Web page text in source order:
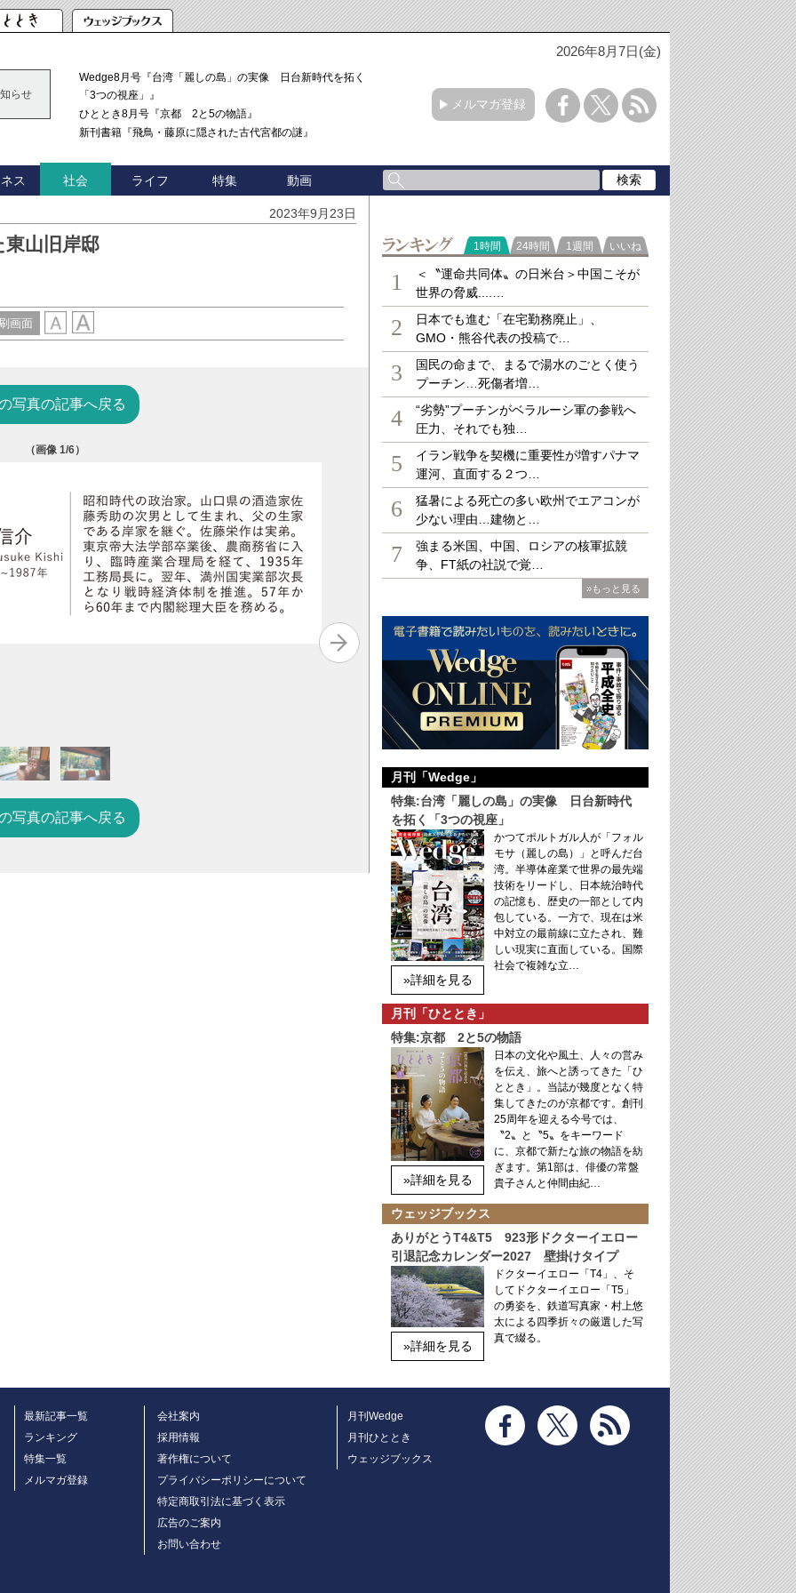
2026年8月7日(金)
らせ
Wedge8月号『台湾「麗しの島」の実像 日台新時代を拓く
「3つの視座」』
ひととき8月号『京都 2と5の物語』
新刊書籍『飛鳥・藤原に隠された古代宮都の謎』
メルマガ登録
ス 社会 ライフ 特集 動画
2023年9月23日
山旧岸邸
画面
写真の記事へ戻る
（画像1/6）
庭から見た岸邸。小川の流れる広々とした和風庭園は四季折々のさまざまな表情を見せる。
きな窓によって、室内からもこの庭を一望することができる
写真を拡大
写真の記事へ戻る
ラ
1時間 24時間 1週間 いいね
1
＜〝運命共同体〟の日米台＞中国こそが
世界の脅威....…
2
日本でも進む「在宅勤務廃止」、
GMO・熊谷代表の投稿で…
3
国民の命まで、まるで湯水のごとく使う
プーチン…死傷者増…
4
“劣勢”プーチンがベラルーシ軍の参戦へ
圧力、それでも独…
5
イラン戦争を契機に重要性が増すパナマ
運河、直面する２つ…
6
猛暑による死亡の多い欧州でエアコンが
少ない理由…建物と…
7
強まる米国、中国、ロシアの核軍拡競
争、FT紙の社説で覚…
»もっと見る
月刊「Wedge」
特集:台湾「麗しの島」の実像 日台新時代
を拓く「3つの視座」
»詳細を見る
かつてポルトガル人が「フォル
モサ（麗しの島）」と呼んだ台
湾。半導体産業で世界の最先端
技術をリードし、日本統治時代
の記憶も、歴史の一部として内
包している。一方で、現在は米
中対立の最前線に立たされ、難
しい現実に直面している。国際
社会で複雑な立…
月刊「ひととき」
特集:京都 2と5の物語
»詳細を見る
日本の文化や風土、人々の営み
を伝え、旅へと誘ってきた「ひ
ととき」。当誌が幾度となく特
集してきたのが京都です。創刊
25周年を迎える今号では、
〝2〟と〝5〟をキーワード
に、京都で新たな旅の物語を紡
ぎます。第1部は、俳優の常盤
貴子さんと仲間由紀…
ウェッジブックス
ありがとうT4&T5 923形ドクターイエロー
引退記念カレンダー2027 壁掛けタイプ
»詳細を見る
ドクターイエロー「T4」、そ
してドクターイエロー「T5」
の勇姿を、鉄道写真家・村上悠
太による四季折々の厳選した写
真で綴る。
最新記事一覧
ランキング
特集一覧
メルマガ登録
会社案内
採用情報
著作権について
プライバシーポリシーについて
特定商取引法に基づく表示
広告のご案内
お問い合わせ
月刊Wedge
月刊ひととき
ウェッジブックス